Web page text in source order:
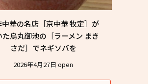
華の名店［京中華 牧定］が
た烏丸御池の［ラーメン まき
さだ］でネギソバを
2026年4月27日 open